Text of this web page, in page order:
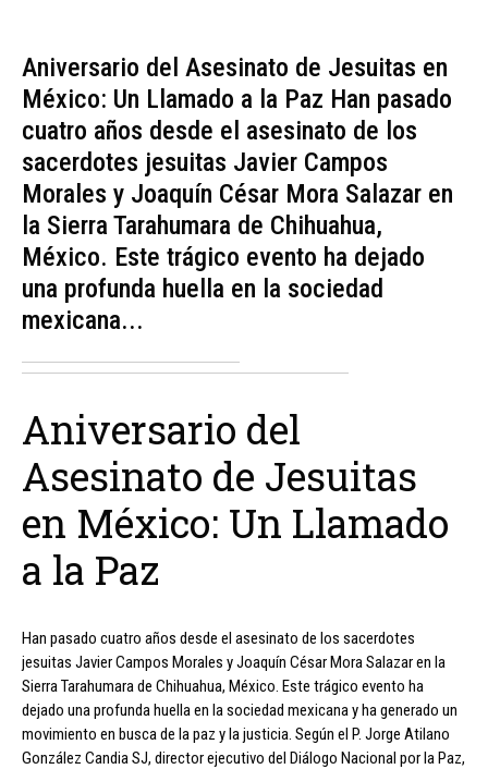
Aniversario del Asesinato de Jesuitas en
México: Un Llamado a la Paz Han pasado
cuatro años desde el asesinato de los
sacerdotes jesuitas Javier Campos
Morales y Joaquín César Mora Salazar en
la Sierra Tarahumara de Chihuahua,
México. Este trágico evento ha dejado
una profunda huella en la sociedad
mexicana...
Aniversario del
Asesinato de Jesuitas
en México: Un Llamado
a la Paz
Han pasado cuatro años desde el asesinato de los sacerdotes
jesuitas Javier Campos Morales y Joaquín César Mora Salazar en la
Sierra Tarahumara de Chihuahua, México. Este trágico evento ha
dejado una profunda huella en la sociedad mexicana y ha generado un
movimiento en busca de la paz y la justicia. Según el P. Jorge Atilano
González Candia SJ, director ejecutivo del Diálogo Nacional por la Paz,